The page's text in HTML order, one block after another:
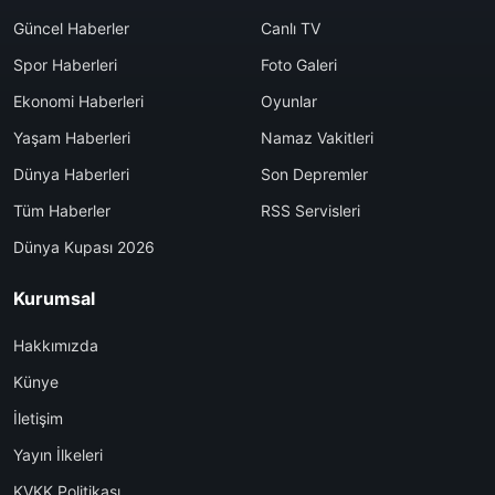
Güncel Haberler
Spor Haberleri
Ekonomi Haberleri
Yaşam Haberleri
Dünya Haberleri
Tüm Haberler
Dünya Kupası 2026
Canlı TV
Foto Galeri
Oyunlar
Namaz Vakitleri
Son Depremler
RSS Servisleri
Kurumsal
Hakkımızda
Künye
İletişim
Yayın İlkeleri
KVKK Politikası